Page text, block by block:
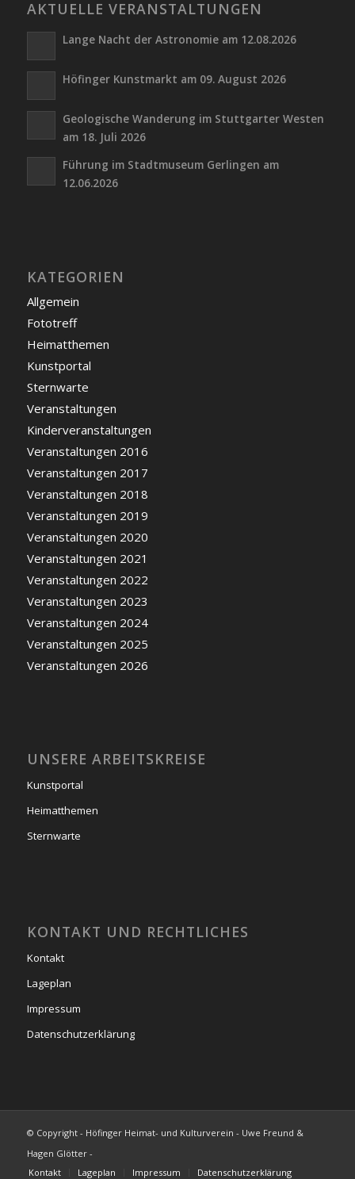
AKTUELLE VERANSTALTUNGEN
Lange Nacht der Astronomie am 12.08.2026
Höfinger Kunstmarkt am 09. August 2026
Geologische Wanderung im Stuttgarter Westen
am 18. Juli 2026
Führung im Stadtmuseum Gerlingen am
12.06.2026
KATEGORIEN
Allgemein
Fototreff
Heimatthemen
Kunstportal
Sternwarte
Veranstaltungen
Kinderveranstaltungen
Veranstaltungen 2016
Veranstaltungen 2017
Veranstaltungen 2018
Veranstaltungen 2019
Veranstaltungen 2020
Veranstaltungen 2021
Veranstaltungen 2022
Veranstaltungen 2023
Veranstaltungen 2024
Veranstaltungen 2025
Veranstaltungen 2026
UNSERE ARBEITSKREISE
Kunstportal
Heimatthemen
Sternwarte
KONTAKT UND RECHTLICHES
Kontakt
Lageplan
Impressum
Datenschutzerklärung
© Copyright - Höfinger Heimat- und Kulturverein - Uwe Freund &
Hagen Glötter -
Kontakt
Lageplan Impressum Datenschutzerklärung